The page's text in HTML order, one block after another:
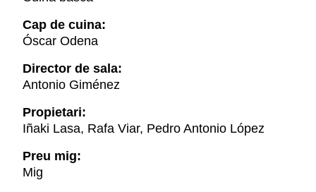
Cap de cuina:
Óscar Odena
Director de sala:
Antonio Giménez
Propietari:
Iñaki Lasa, Rafa Viar, Pedro Antonio López
Preu mig:
Mig